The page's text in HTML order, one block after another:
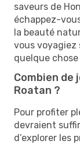
saveurs de
échappez-
la beauté
vous voyagiez
quelque
Combien
Roatan ?
Pour profiter
devraient
d’explorer les